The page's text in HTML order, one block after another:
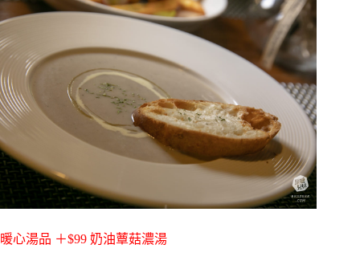
暖心湯品 ＋$99 奶油蕈菇濃湯